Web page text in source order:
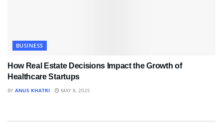
BUSINESS
How Real Estate Decisions Impact the Growth of
Healthcare Startups
BY ANUS KHATRI MAY 8, 2025